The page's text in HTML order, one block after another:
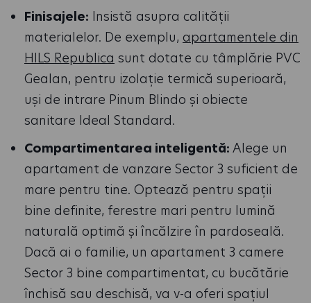
Finisajele: Insistă asupra calității
materialelor. De exemplu, apartamentele din
HILS Republica sunt dotate cu tâmplărie PVC
Gealan, pentru izolație termică superioară,
uși de intrare Pinum Blindo și obiecte
sanitare Ideal Standard.
Compartimentarea inteligentă: Alege un
apartament de vanzare Sector 3 suficient de
mare pentru tine. Optează pentru spații
bine definite, ferestre mari pentru lumină
naturală optimă și încălzire în pardoseală.
Dacă ai o familie, un apartament 3 camere
Sector 3 bine compartimentat, cu bucătărie
închisă sau deschisă, va v-a oferi spațiul